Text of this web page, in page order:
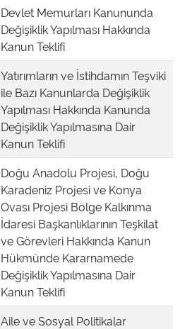
Devlet Memurları Kanununda
Değişiklik Yapılması Hakkında
Kanun Teklifi
Yatırımların ve İstihdamın Teşviki
ile Bazı Kanunlarda Değişiklik
Yapılması Hakkında Kanunda
Değişiklik Yapılmasına Dair
Kanun Teklifi
Doğu Anadolu Projesi, Doğu
Karadeniz Projesi ve Konya
Ovası Projesi Bölge Kalkınma
İdaresi Başkanlıklarının Teşkilat
ve Görevleri Hakkında Kanun
Hükmünde Kararnamede
Değişiklik Yapılmasına Dair
Kanun Teklifi
Aile ve Sosyal Politikalar